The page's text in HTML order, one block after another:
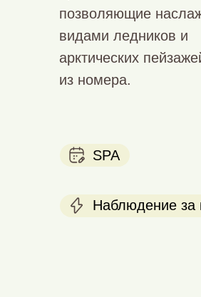
Наблюдение
SPA
позволяющие
видами ледников и
арктических
из номера.